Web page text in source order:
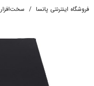
فروشگاه اینترنتی پانسا سخت‌افزار